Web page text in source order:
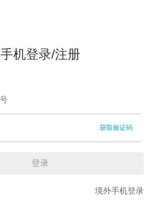
手机登录/注册
获取验证码
登录
境外手机登录